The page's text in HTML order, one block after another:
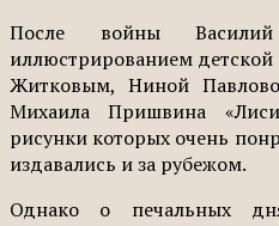
После войны Василий
иллюстрированием
Житковым, Ниной
Михаила Пришвина
рисунки которых очень
издавались и за рубежом.
Однако о печальных